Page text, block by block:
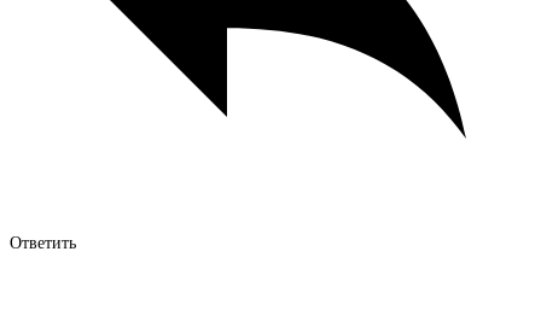
Ответить